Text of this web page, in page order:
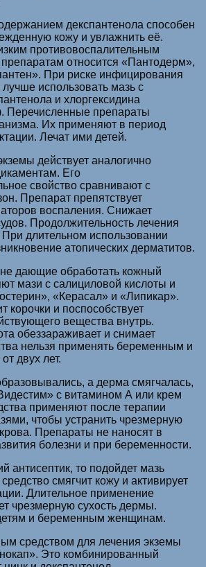
декспантенола способен
кожу и увлажнить её.
противовоспалительным
относится «Пантодерм»,
При риске инфицирования
использовать мазь с
и хлоргексидина
Перечисленные препараты
Их применяют в период
Лечат ими детей.
действует аналогично
Его
свойство сравнивают с
Препарат препятствует
воспаления. Снижает
Продолжительность лечения
длительном использовании
атопических дерматитов.
не дающие обработать кожный
мази с салициловой кислоты и
«Керасал» и «Липикар».
корочки и поспособствует
вещества внутрь.
обеззараживает и снимает
нельзя применять беременным и
двух лет.
а дерма смягчалась,
с витамином А или крем
применяют после терапии
чтобы устранить чрезмерную
Препараты не наносят в
болезни и при беременности.
антисептик, то подойдет мазь
смягчит кожу и активирует
Длительное применение
чрезмерную сухость дермы.
и беременным женщинам.
средством для лечения экземы
Это комбинированный